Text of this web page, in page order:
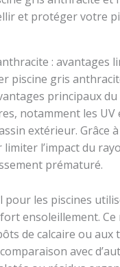
: avantages
piscine gris
principaux
notamment les UV
extérieur. Grâce
l’impact du
prématuré.
les piscines
ensoleillement.
de calcaire ou aux
avec